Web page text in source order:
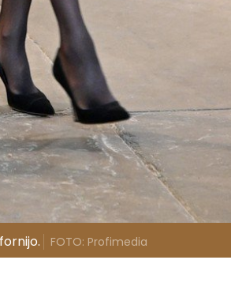
FOTO: Profimedia